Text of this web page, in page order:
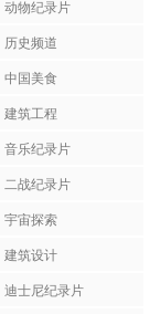
动物纪录片
历史频道
中国美食
建筑工程
音乐纪录片
二战纪录片
宇宙探索
建筑设计
迪士尼纪录片